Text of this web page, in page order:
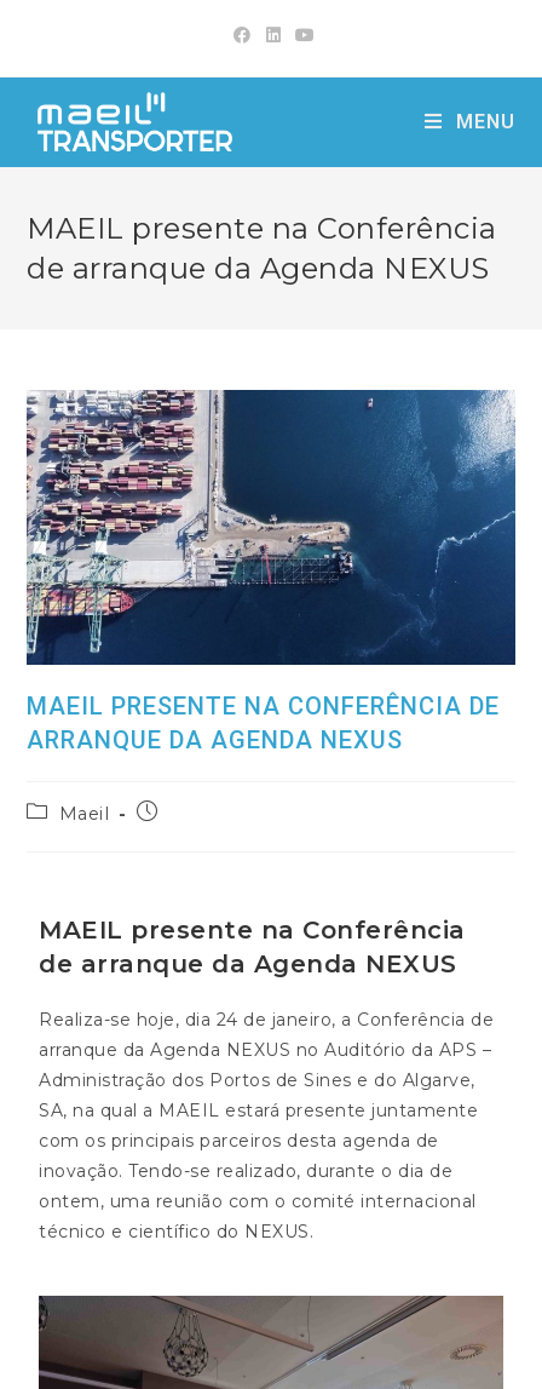
MENU
MAEIL presente na Conferência
de arranque da Agenda NEXUS
MAEIL PRESENTE NA CONFERÊNCIA DE
ARRANQUE DA AGENDA NEXUS
Maeil
MAEIL presente na Conferência
de arranque da Agenda NEXUS
Realiza-se hoje, dia 24 de janeiro, a Conferência de
arranque da Agenda NEXUS no Auditório da APS –
Administração dos Portos de Sines e do Algarve,
SA, na qual a MAEIL estará presente juntamente
com os principais parceiros desta agenda de
inovação. Tendo-se realizado, durante o dia de
ontem, uma reunião com o comité internacional
técnico e científico do NEXUS.